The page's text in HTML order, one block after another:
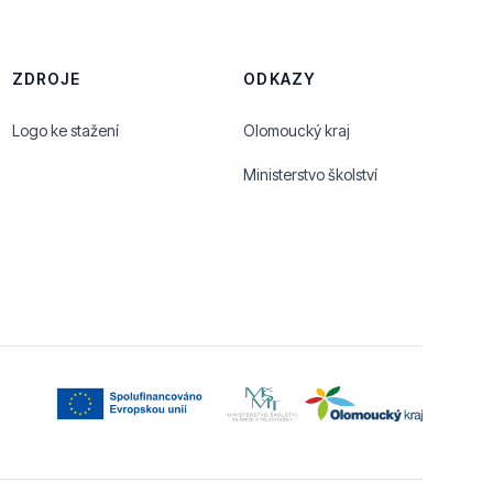
ZDROJE
Logo ke stažení
ODKAZY
Olomoucký kraj
Ministerstvo školství